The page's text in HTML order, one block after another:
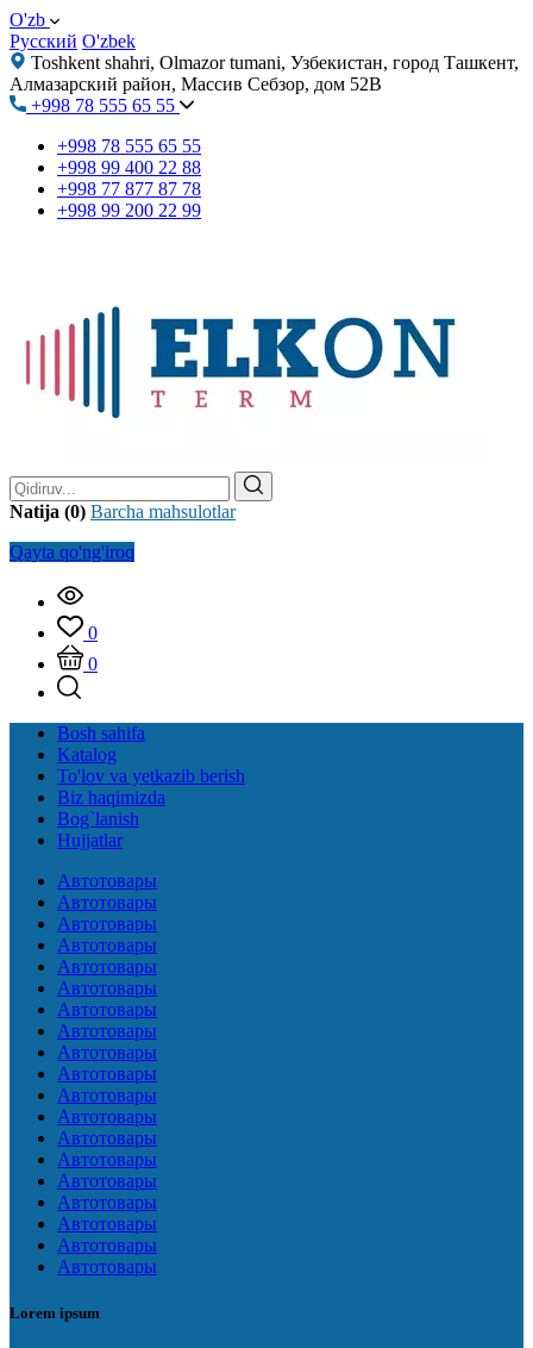
O'zb
Русский O'zbek
Toshkent shahri, Olmazor tumani, Узбекистан, город Ташкент,
Алмазарский район, Массив Себзор, дом 52В
+998 78 555 65 55
+998 78 555 65 55
+998 99 400 22 88
+998 77 877 87 78
+998 99 200 22 99
Natija (0) Barcha mahsulotlar
Qayta qo'ng'iroq
0
0
Bosh sahifa
Katalog
To'lov va yetkazib berish
Biz haqimizda
Bog`lanish
Hujjatlar
Автотовары
Автотовары
Автотовары
Автотовары
Автотовары
Автотовары
Автотовары
Автотовары
Автотовары
Автотовары
Автотовары
Автотовары
Автотовары
Автотовары
Автотовары
Автотовары
Автотовары
Автотовары
Автотовары
Lorem ipsum